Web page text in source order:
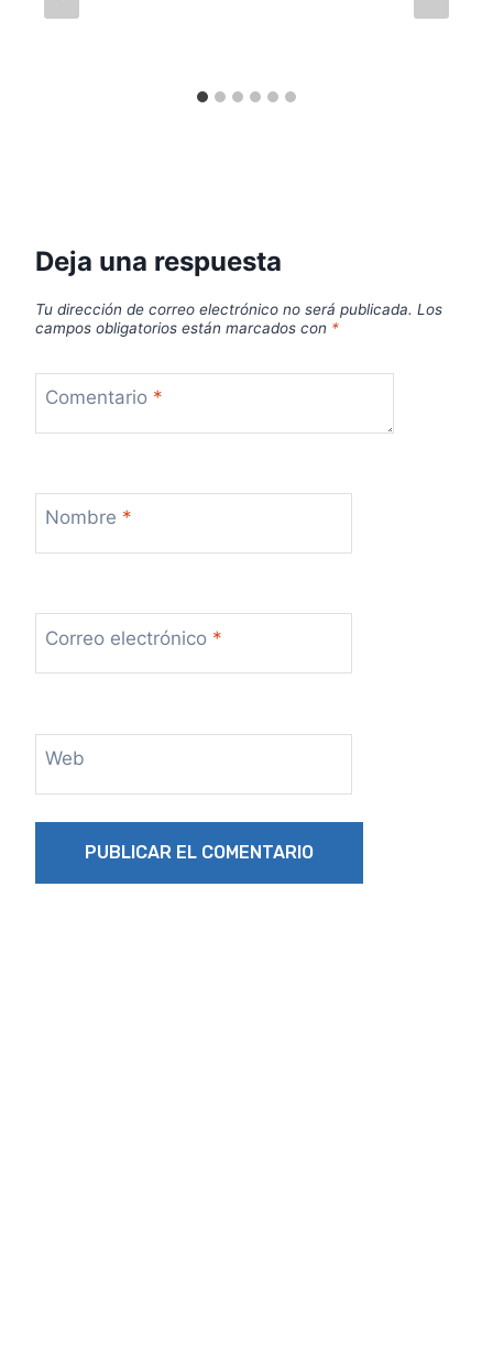
Deja una respuesta
Tu dirección de correo electrónico no será publicada. Los
campos obligatorios están marcados con *
Comentario *
Nombre *
Correo electrónico *
Web